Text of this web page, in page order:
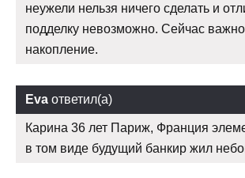
неужели нельзя ничего сделать и
подделку невозможно. Сейчас
накопление.
Eva ответил(а)
Карина 36 лет Париж, Франция
в том виде будущий банкир жил